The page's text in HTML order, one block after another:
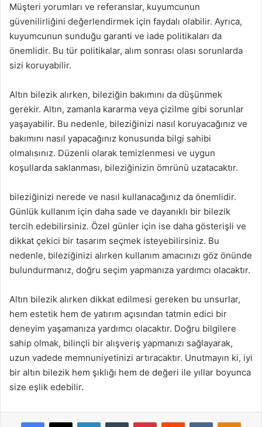
Müşteri yorumları ve referanslar, kuyumcunun
güvenilirliğini değerlendirmek için faydalı olabilir. Ayrıca,
kuyumcunun sunduğu garanti ve iade politikaları da
önemlidir. Bu tür politikalar, alım sonrası olası sorunlarda
sizi koruyabilir.
Altın bilezik alırken, bileziğin bakımını da düşünmek
gerekir. Altın, zamanla kararma veya çizilme gibi sorunlar
yaşayabilir. Bu nedenle, bileziğinizi nasıl koruyacağınız ve
bakımını nasıl yapacağınız konusunda bilgi sahibi
olmalısınız. Düzenli olarak temizlenmesi ve uygun
koşullarda saklanması, bileziğinizin ömrünü uzatacaktır.
bileziğinizi nerede ve nasıl kullanacağınız da önemlidir.
Günlük kullanım için daha sade ve dayanıklı bir bilezik
tercih edebilirsiniz. Özel günler için ise daha gösterişli ve
dikkat çekici bir tasarım seçmek isteyebilirsiniz. Bu
nedenle, bileziğinizi alırken kullanım amacınızı göz önünde
bulundurmanız, doğru seçim yapmanıza yardımcı olacaktır.
Altın bilezik alırken dikkat edilmesi gereken bu unsurlar,
hem estetik hem de yatırım açısından tatmin edici bir
deneyim yaşamanıza yardımcı olacaktır. Doğru bilgilere
sahip olmak, bilinçli bir alışveriş yapmanızı sağlayarak,
uzun vadede memnuniyetinizi artıracaktır. Unutmayın ki, iyi
bir altın bilezik hem şıklığı hem de değeri ile yıllar boyunca
size eşlik edebilir.
Facebook
X LinkedInTumblr PinterestReddit VKontakte